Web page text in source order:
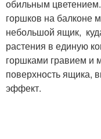
обильным
горшков на балконе
небольшой ящик,
растения в единую
горшками гравием и
поверхность ящика,
эффект.